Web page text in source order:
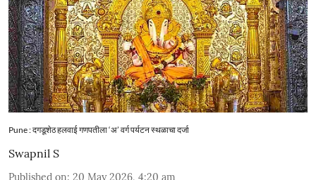
Pune : दगडूशेठ हलवाई गणपतीला ‘अ’ वर्ग पर्यटन स्थळाचा दर्जा
Swapnil S
Published on: 20 May 2026, 4:20 am